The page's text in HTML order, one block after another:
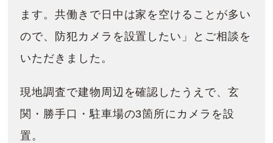
ます。共働きで日中は家を空けることが多い
ので、防犯カメラを設置したい」とご相談を
いただきました。
現地調査で建物周辺を確認したうえで、玄
関・勝手口・駐車場の3箇所にカメラを設
置。